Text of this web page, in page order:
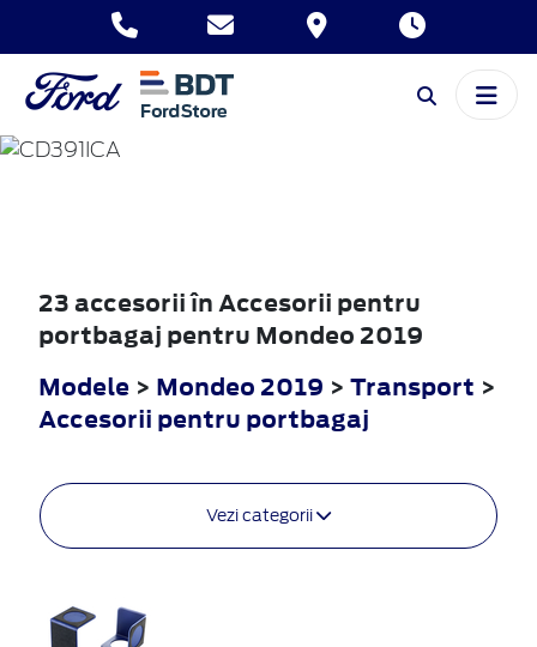
MONDEO
23 accesorii în Accesorii pentru
portbagaj pentru Mondeo 2019
Modele > Mondeo 2019 > Transport >
Accesorii pentru portbagaj
Vezi categorii